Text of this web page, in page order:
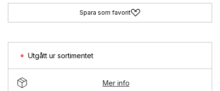
Spara som favorit
Utgått ur sortimentet
Mer info